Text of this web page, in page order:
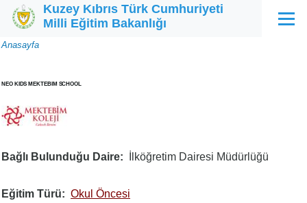
Ana içeriğe atla
Kuzey Kıbrıs Türk Cumhuriyeti
Milli Eğitim Bakanlığı
Menü
Sayfa
Anasayfa
NEO KIDS MEKTEBIM SCHOOL
Bağlı Bulunduğu Daire İlköğretim Dairesi Müdürlüğü
Eğitim Türü Okul Öncesi